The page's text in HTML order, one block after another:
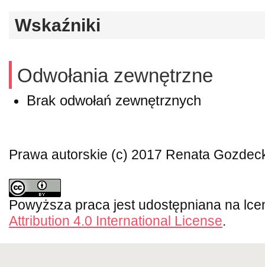
Wskaźniki
Odwołania zewnętrzne
Brak odwołań zewnętrznych
Prawa autorskie (c) 2017 Renata
Powyższa praca jest udostępniana na
Attribution 4.0 International License.